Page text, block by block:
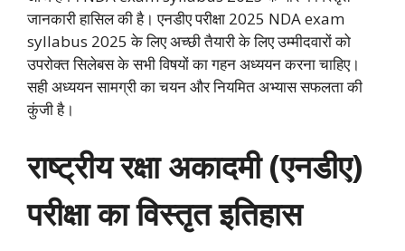
जानकारी हासिल की है। एनडीए परीक्षा 2025 NDA exam
syllabus 2025 के लिए अच्छी तैयारी के लिए उम्मीदवारों को
उपरोक्त सिलेबस के सभी विषयों का गहन अध्ययन करना चाहिए।
सही अध्ययन सामग्री का चयन और नियमित अभ्यास सफलता की
कुंजी है।
राष्ट्रीय रक्षा अकादमी (एनडीए)
परीक्षा का विस्तृत इतिहास